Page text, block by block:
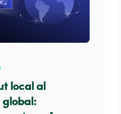
local al
global: